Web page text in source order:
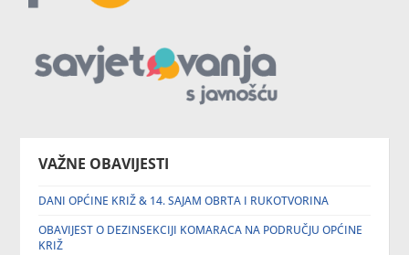
VAŽNE OBAVIJESTI
DANI OPĆINE KRIŽ & 14. SAJAM OBRTA I RUKOTVORINA
OBAVIJEST O DEZINSEKCIJI KOMARACA NA PODRUČJU OPĆINE
KRIŽ